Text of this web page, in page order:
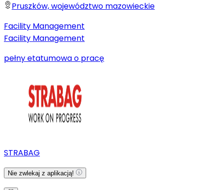
Pruszków, województwo mazowieckie
Facility Management
Facility Management
pełny etatumowa o pracę
STRABAG
Nie zwlekaj z aplikacją!